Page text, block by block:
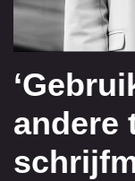
andere